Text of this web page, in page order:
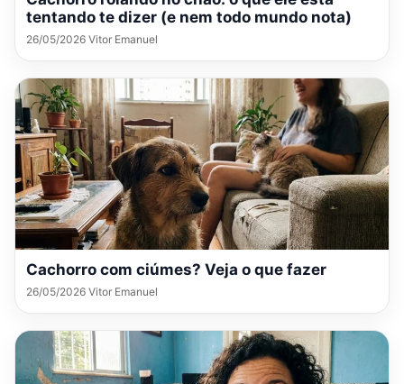
tentando te dizer (e nem todo mundo nota)
26/05/2026 Vitor Emanuel
Cachorro com ciúmes? Veja o que fazer
26/05/2026 Vitor Emanuel